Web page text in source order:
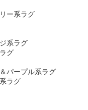
ー系ラグ
系ラグ
グ
パープル系ラグ
ラグ